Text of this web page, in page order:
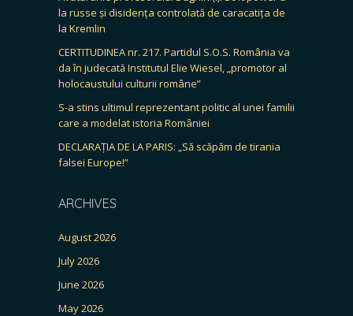
la russe și disidența controlată de caracatița de
la Kremlin
CERTITUDINEA nr. 217. Partidul S.O.S. România va
da în judecată Institutul Elie Wiesel, „promotor al
holocaustului culturii române”
S-a stins ultimul reprezentant politic al unei familii
care a modelat istoria României
DECLARAȚIA DE LA PARIS: „Să scăpăm de tirania
falsei Europe!”
ARCHIVES
August 2026
July 2026
June 2026
May 2026